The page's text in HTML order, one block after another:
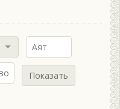
Показать